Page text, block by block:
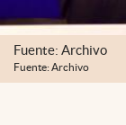
Fuente: Archivo
Fuente: Archivo